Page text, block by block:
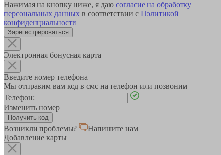
Нажимая на кнопку ниже, я даю согласие на обработку
персональных данных в соответствии с Политикой
конфиденциальности
Зарегистрироваться
Электронная бонусная карта
Введите номер телефона
Мы отправим вам код в смс на телефон или позвоним
Телефон:
Изменить номер
Возникли проблемы?
Напишите нам
Добавление карты